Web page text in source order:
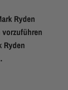
Ryden
vorzuführen
Ryden